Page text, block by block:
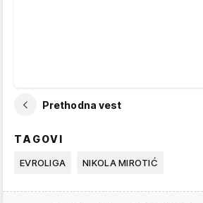
Prethodna vest
TAGOVI
EVROLIGA NIKOLA MIROTIĆ